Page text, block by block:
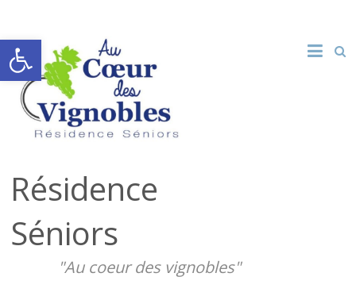
Ouvrir la barre d’outils
Résidence
Séniors
"Au coeur des vignobles"